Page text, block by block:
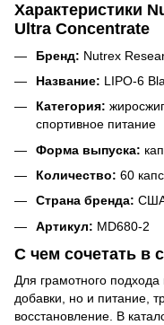
Характеристики
Ultra Concentrate
Бренд: Nutrex
Название: LIPO-6
Категория:
спортивное питание
Форма выпуска:
Количество: 60
Страна бренда:
Артикул: MD680-2
С чем сочетать в
Для грамотного
добавки, но и питание,
восстановление. В